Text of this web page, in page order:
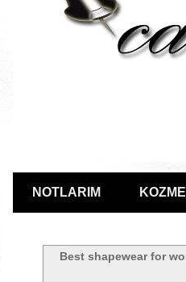
NOTLARIM
Best shapewear for